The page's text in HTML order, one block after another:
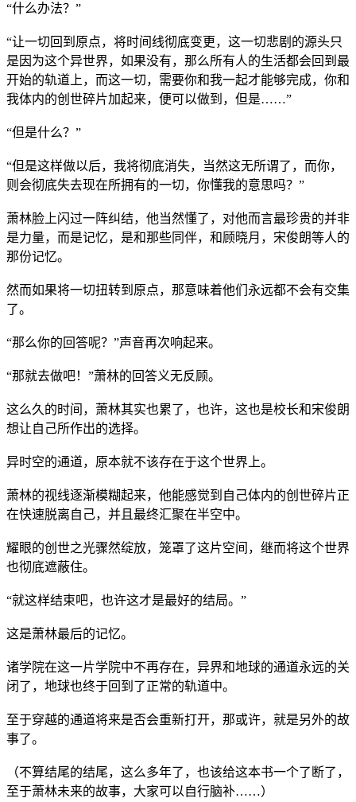
“什么办法？”
“让一切回到原点，将时间线彻底变更，这一切悲剧的源头只
是因为这个异世界，如果没有，那么所有人的生活都会回到最
开始的轨道上，而这一切，需要你和我一起才能够完成，你和
我体内的创世碎片加起来，便可以做到，但是……”
“但是什么？”
“但是这样做以后，我将彻底消失，当然这无所谓了，而你，
则会彻底失去现在所拥有的一切，你懂我的意思吗？”
萧林脸上闪过一阵纠结，他当然懂了，对他而言最珍贵的并非
是力量，而是记忆，是和那些同伴，和顾晓月，宋俊朗等人的
那份记忆。
然而如果将一切扭转到原点，那意味着他们永远都不会有交集
了。
“那么你的回答呢？”声音再次响起来。
“那就去做吧！”萧林的回答义无反顾。
这么久的时间，萧林其实也累了，也许，这也是校长和宋俊朗
想让自己所作出的选择。
异时空的通道，原本就不该存在于这个世界上。
萧林的视线逐渐模糊起来，他能感觉到自己体内的创世碎片正
在快速脱离自己，并且最终汇聚在半空中。
耀眼的创世之光骤然绽放，笼罩了这片空间，继而将这个世界
也彻底遮蔽住。
“就这样结束吧，也许这才是最好的结局。”
这是萧林最后的记忆。
诸学院在这一片学院中不再存在，异界和地球的通道永远的关
闭了，地球也终于回到了正常的轨道中。
至于穿越的通道将来是否会重新打开，那或许，就是另外的故
事了。
（不算结尾的结尾，这么多年了，也该给这本书一个了断了，
至于萧林未来的故事，大家可以自行脑补……）